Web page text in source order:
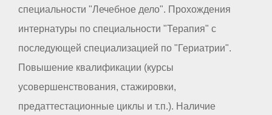
специальности "Лечебное дело". Прохождения
интернатуры по специальности "Терапия" с
последующей специализацией по "Гериатрии".
Повышение квалификации (курсы
усовершенствования, стажировки,
предаттестационные циклы и т.п.). Наличие